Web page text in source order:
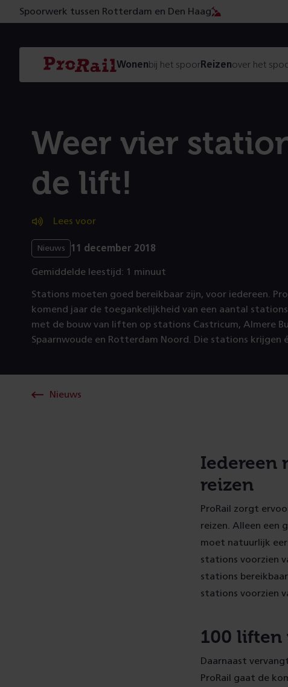
Spoorwerk tussen Rotterdam en Den Haag
Navigatie
Homepage
ProRail
Wonenbij het spoorReizenover het
Weer vier
de lift!
Lees voor
Nieuws 11 december 2018
Gemiddelde leestijd: 1 minuut
Stations moeten goed bereikbaar zijn, voor iedereen.
komend jaar de toegankelijkheid van een aantal
met de bouw van liften op stations Castricum, Almere
Spaarnwoude en Rotterdam Noord. Die stations krijgen
Nieuws
Iedereen
reizen
ProRail zorgt
reizen. Alleen een
moet natuurlijk
stations voorzien
stations
stations voorzien
100 liften
Daarnaast
ProRail gaat de